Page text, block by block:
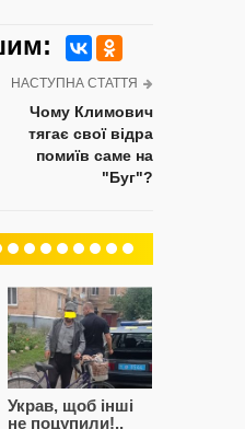
НАСТУПНА СТАТТЯ
Чому Климович
тягає свої відра
помиїв саме на
"Буг"?
Украв, щоб інші
не поцупили!..